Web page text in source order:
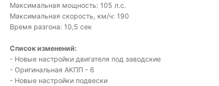
Максимальная мощность: 105 л.с.
Максимальная скорость, км/ч: 190
Время разгона: 10,5 сек
Список изменений:
- Новые настройки двигателя под заводские
- Оригинальная АКПП - 6
- Новые настройки подвески